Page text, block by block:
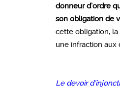
donneur d’ordre
son obligation de
cette obligation,
une infraction aux
Le devoir